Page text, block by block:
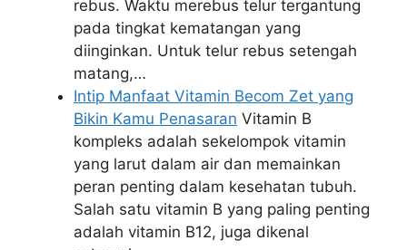
rebus. Waktu merebus telur tergantung
pada tingkat kematangan yang
diinginkan. Untuk telur rebus setengah
matang,…
Intip Manfaat Vitamin Becom Zet yang
Bikin Kamu Penasaran Vitamin B
kompleks adalah sekelompok vitamin
yang larut dalam air dan memainkan
peran penting dalam kesehatan tubuh.
Salah satu vitamin B yang paling penting
adalah vitamin B12, juga dikenal